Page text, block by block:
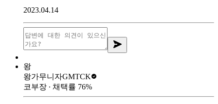
2023.04.14
왕
왕가무니자GMTCK
코부장 ∙ 채택률 76%